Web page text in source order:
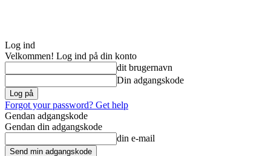
Log ind
Velkommen! Log ind på din konto
dit brugernavn
Din adgangskode
Forgot your password? Get help
Gendan adgangskode
Gendan din adgangskode
din e-mail